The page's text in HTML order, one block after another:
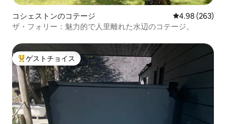
コシェストンのコテージ レビュー263
4.98 (263)
ザ・フォリー：魅力的で人里離れた水辺のコテージ。
大好評のゲストチョイスです。
ゲストチョイス